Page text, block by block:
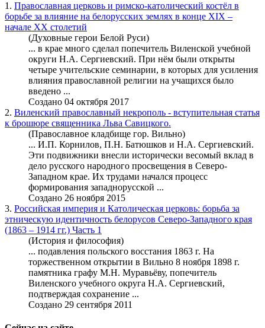
1. Православная церковь и римско-католический костёл в
борьбе за влияние на белорусских землях в конце ХIХ –
начале ХХ столетий
(Духовные герои Белой Руси)
... в крае много сделал попечитель Виленской учебной
округи Н.А. Сергиевский. При нём были открыты
четыре учительские семинарии, в которых для усиления
влияния православной религии на учащихся было
введено ...
Создано 04 октября 2017
2. Виленский православный некрополь - вступительная статья
к брошюре священника Льва Савицкого.
(Православное кладбище гор. Вильно)
... И.П. Корнилов, П.Н. Батюшков и Н.А. Сергиевский.
Эти подвижники внесли исторически весомый вклад в
дело русского народного просвещения в Северо-
Западном крае. Их трудами начался процесс
формирования западнорусской ...
Создано 26 ноября 2015
3. Российская империя и Католическая церковь: борьба за
этническую идентичность белорусов Северо-Западного края
(1863 – 1914 гг.) Часть 1
(История и философия)
... подавления польского восстания 1863 г. На
торжественном открытии в Вильно 8 ноября 1898 г.
памятника графу М.Н. Муравьёву, попечитель
Виленского учебного округа Н.А. Сергиевский,
подтверждая сохранение ...
Создано 29 сентября 2011